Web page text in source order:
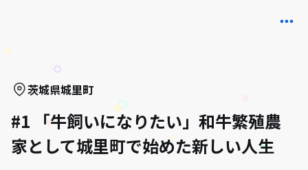
茨城県城里町
#1 「牛飼いになりたい」和牛繁殖農
家として城里町で始めた新しい人生